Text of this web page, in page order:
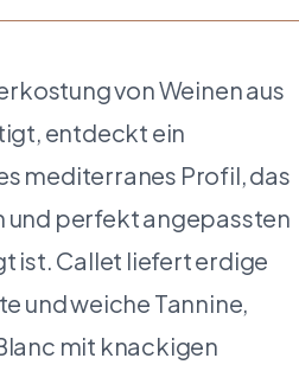
von Weinen aus
entdeckt ein
mediterranes Profil, das
und perfekt angepassten
ist. Callet liefert erdige
und weiche Tannine,
mit knackigen